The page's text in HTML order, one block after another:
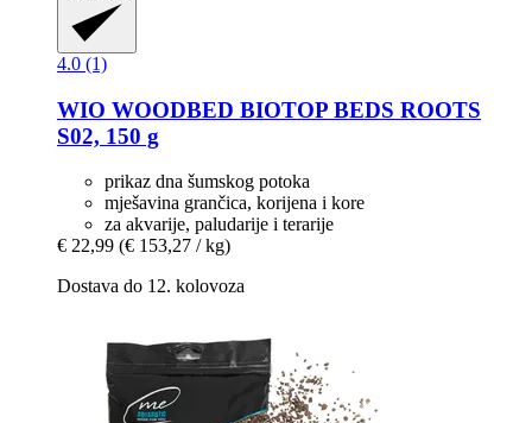
4.0 (1)
WIO WOODBED BIOTOP BEDS ROOTS
S02, 150 g
prikaz dna šumskog potoka
mješavina grančica, korijena i kore
za akvarije, paludarije i terarije
€ 22,99 (€ 153,27 / kg)
Dostava do 12. kolovoza